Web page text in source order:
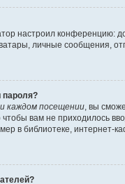
настроил
личные сообщения,
пароля?
каждом посещении , вы
чтобы вам не
в библиотеке, интернет-